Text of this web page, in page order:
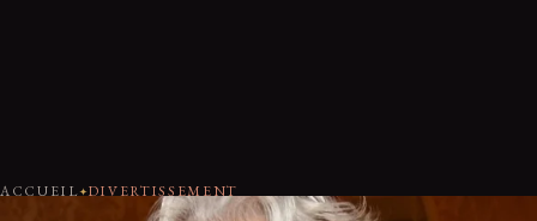
ACCUEIL DIVERTISSEMENT